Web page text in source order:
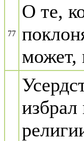
77
О те,
может,
избрал